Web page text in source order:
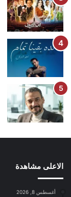
الاعلى مشاهدة
أغسطس 8, 2026